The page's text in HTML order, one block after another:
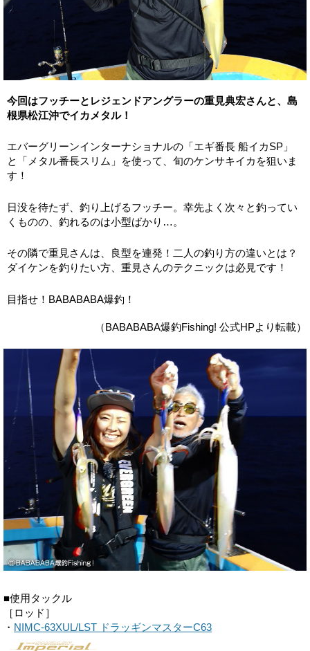
今回はフッチーとレジェンドアングラーの重見典宏さんと、島
根県松江沖でイカメタル！
エバーグリーンインターナショナルの「エギ番長 船イカSP」
と「メタル番長スリム」を使って、旬のケンサキイカを狙いま
す！
日没を待たず、釣り上げるフッチー。幸先よく次々と釣ってい
くものの、釣れるのは小型ばかり…。
その隣で重見さんは、良型を連発！二人の釣り方の違いとは？
ダイケンを釣りたい方、重見さんのテクニックは必見です！
目指せ！BABABABA爆釣！
（BABABABA爆釣Fishing! 公式HPより転載）
■使用タックル
［ロッド］
・ NIMC-63XUL/LST ドラッギンマスターC63